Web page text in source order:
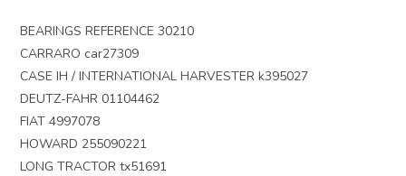
BEARINGS REFERENCE 30210
CARRARO car27309
CASE IH / INTERNATIONAL HARVESTER k395027
DEUTZ-FAHR 01104462
FIAT 4997078
HOWARD 255090221
LONG TRACTOR tx51691